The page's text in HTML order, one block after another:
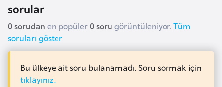
sorular
0 sorudan en popüler0 soru görüntüleniyor.Tüm
soruları göster
Bu ülkeye ait soru bulanamadı. Soru sormak için
tıklayınız.
r
u
s
B
e